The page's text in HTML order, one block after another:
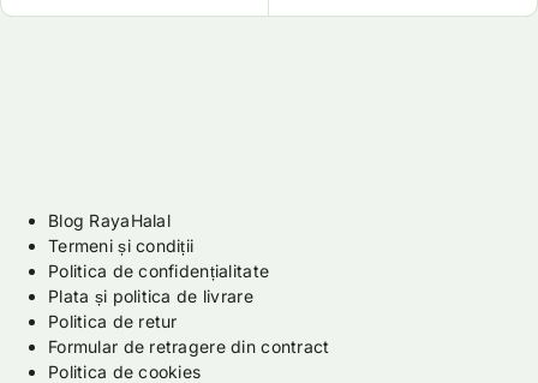
Blog RayaHalal
Termeni și condiții
Politica de confidențialitate
Plata și politica de livrare
Politica de retur
Formular de retragere din contract
Politica de cookies